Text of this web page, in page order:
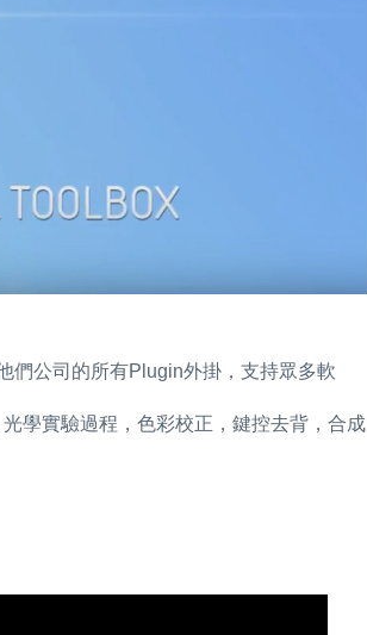
們公司的所有Plugin外掛，支持眾多軟
學實驗過程，色彩校正，鍵控去背，合成